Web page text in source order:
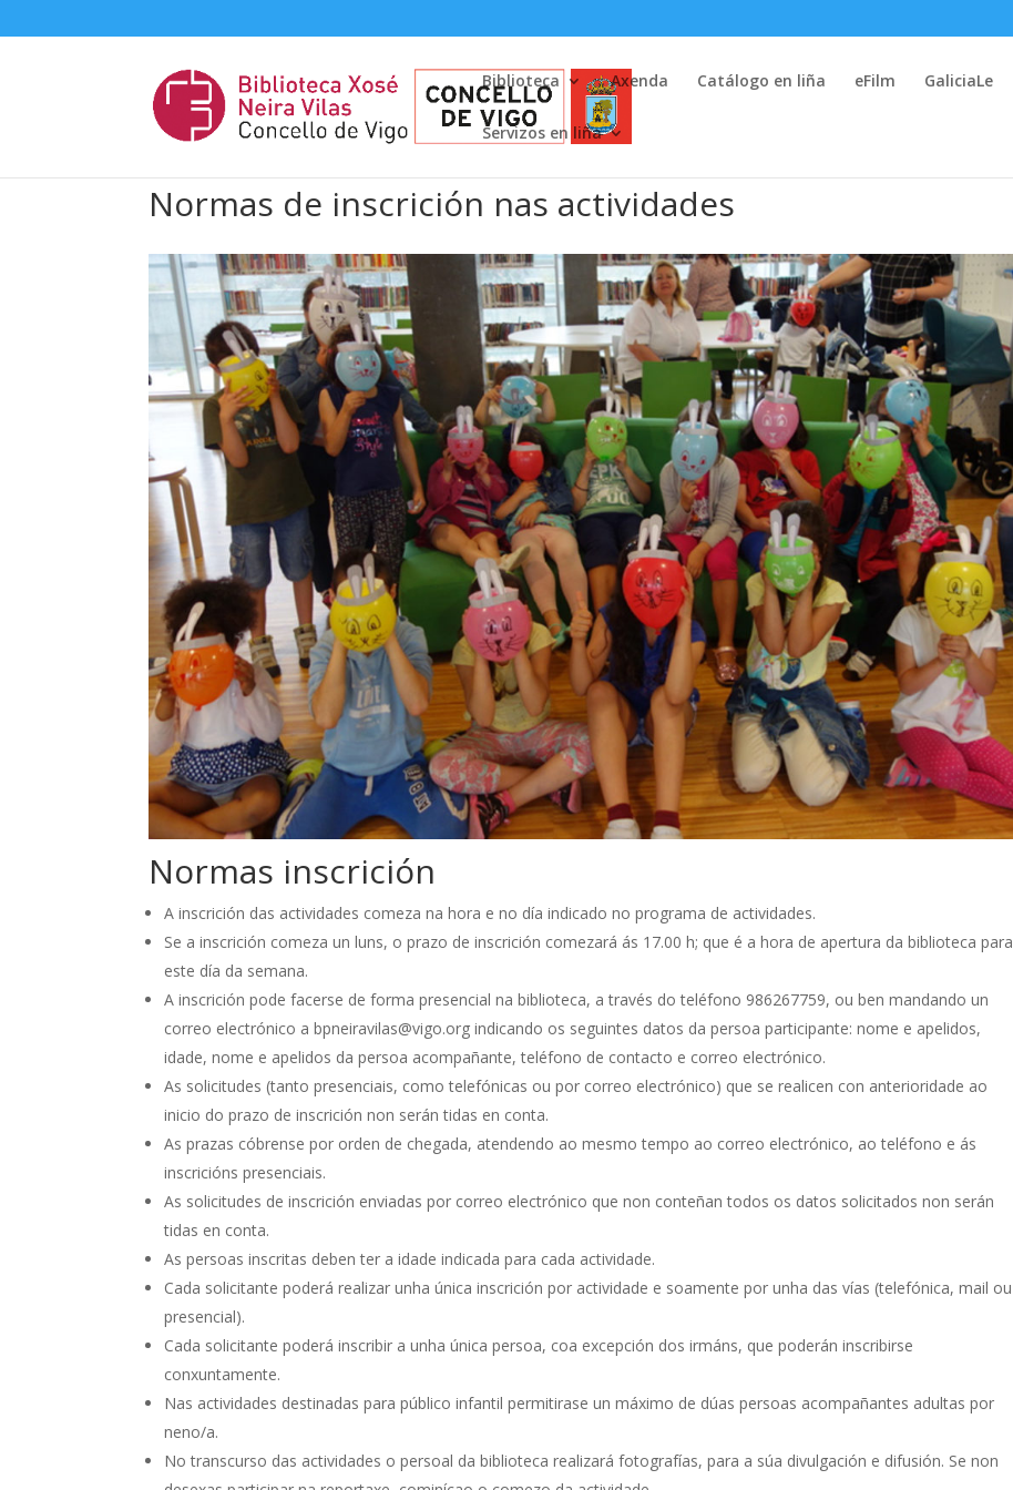
Biblioteca Axenda Catálogo en liña eFilm GaliciaLe
Servizos en liña
Normas de inscrición nas actividades
Normas inscrición
A inscrición das actividades comeza na hora e no día indicado no programa de actividades.
Se a inscrición comeza un luns, o prazo de inscrición comezará ás 17.00 h; que é a hora de apertura da biblioteca para
este día da semana.
A inscrición pode facerse de forma presencial na biblioteca, a través do teléfono 986267759, ou ben mandando un
correo electrónico a bpneiravilas@vigo.org indicando os seguintes datos da persoa participante: nome e apelidos,
idade, nome e apelidos da persoa acompañante, teléfono de contacto e correo electrónico.
As solicitudes (tanto presenciais, como telefónicas ou por correo electrónico) que se realicen con anterioridade ao
inicio do prazo de inscrición non serán tidas en conta.
As prazas cóbrense por orden de chegada, atendendo ao mesmo tempo ao correo electrónico, ao teléfono e ás
inscricións presenciais.
As solicitudes de inscrición enviadas por correo electrónico que non conteñan todos os datos solicitados non serán
tidas en conta.
As persoas inscritas deben ter a idade indicada para cada actividade.
Cada solicitante poderá realizar unha única inscrición por actividade e soamente por unha das vías (telefónica, mail ou
presencial).
Cada solicitante poderá inscribir a unha única persoa, coa excepción dos irmáns, que poderán inscribirse
conxuntamente.
Nas actividades destinadas para público infantil permitirase un máximo de dúas persoas acompañantes adultas por
neno/a.
No transcurso das actividades o persoal da biblioteca realizará fotografías, para a súa divulgación e difusión. Se non